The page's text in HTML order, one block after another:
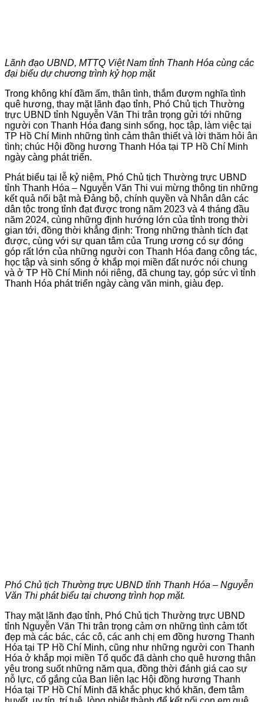
Lãnh đạo UBND, MTTQ Việt Nam tỉnh Thanh Hóa cùng các
đại biểu dự chương trình kỷ họp mặt
Trong không khí đầm ấm, thân tình, thắm đượm nghĩa tình
quê hương, thay mặt lãnh đạo tỉnh, Phó Chủ tịch Thường
trực UBND tỉnh Nguyễn Văn Thi trân trọng gửi tới những
người con Thanh Hóa đang sinh sống, học tập, làm việc tại
TP Hồ Chí Minh những tình cảm thân thiết và lời thăm hỏi ân
tình; chúc Hội đồng hương Thanh Hóa tại TP Hồ Chí Minh
ngày càng phát triển.
Phát biểu tại lễ kỷ niệm, Phó Chủ tịch Thường trực UBND
tỉnh Thanh Hóa – Nguyễn Văn Thi vui mừng thông tin những
kết quả nổi bật mà Đảng bộ, chính quyền và Nhân dân các
dân tộc trong tỉnh đạt được trong năm 2023 và 4 tháng đầu
năm 2024, cùng những định hướng lớn của tỉnh trong thời
gian tới, đồng thời khẳng định: Trong những thành tích đạt
được, cùng với sự quan tâm của Trung ương có sự đóng
góp rất lớn của những người con Thanh Hóa đang công tác,
học tập và sinh sống ở khắp mọi miền đất nước nói chung
và ở TP Hồ Chí Minh nói riêng, đã chung tay, góp sức vì tỉnh
Thanh Hóa phát triển ngày càng văn minh, giàu đẹp.
Phó Chủ tịch Thường trực UBND tỉnh Thanh Hóa – Nguyễn
Văn Thi phát biểu tại chương trình họp mặt.
Thay mặt lãnh đạo tỉnh, Phó Chủ tịch Thường trực UBND
tỉnh Nguyễn Văn Thi trân trọng cảm ơn những tình cảm tốt
đẹp mà các bác, các cô, các anh chị em đồng hương Thanh
Hóa tại TP Hồ Chí Minh, cũng như những người con Thanh
Hóa ở khắp mọi miền Tổ quốc đã dành cho quê hương thân
yêu trong suốt những năm qua, đồng thời đánh giá cao sự
nỗ lực, cố gắng của Ban liên lạc Hội đồng hương Thanh
Hóa tại TP Hồ Chí Minh đã khắc phục khó khăn, đem tâm